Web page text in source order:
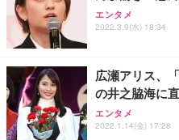
エンタメ
2022.3.9(水) 18:34
広瀬アリス、
の井之脇海に
エンタメ
2022.1.14(金) 17:28